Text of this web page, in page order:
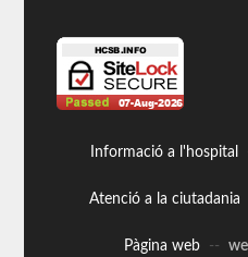
Informació a l'hospital
Atenció a la ciutadania
Pàgina web --